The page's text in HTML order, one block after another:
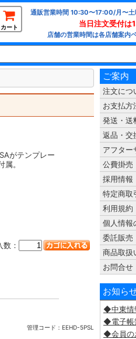
カート
通販営業時間 10:30〜17:00/月〜土
当日注文受付は
店舗の営業時間は各店舗案内
がテンプレー
。
数：
管理コード： EEHD-5PSL
ご案内
注文につ
お支払方
発送・送
返品・交
アフター
公費掛売
採用情報
特定商取
利用規約
個人情報
委託販売
商品取扱
お問合せ
お知ら
◆中東情
◆電子帳
◆会員の